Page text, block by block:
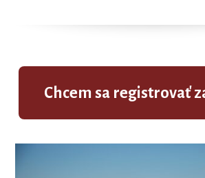
Chcem sa registrovať